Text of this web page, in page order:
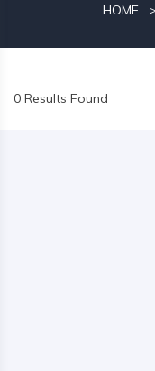
HOME
0 Results Found